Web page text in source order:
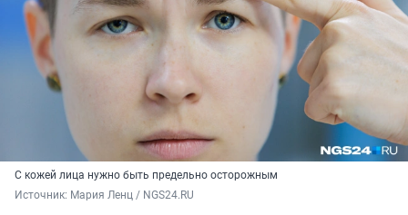
С кожей лица нужно быть предельно осторожным
Источник: Мария Ленц / NGS24.RU